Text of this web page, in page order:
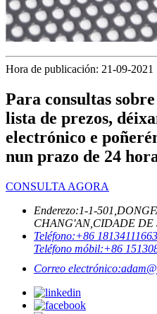
Hora de publicación: 21-09-2021
Para consultas
lista de prezos,
electrónico e
nun prazo de 24
CONSULTA AGORA
Enderezo:1-1-
CHANG'AN,CIDADE
Teléfono:+86 18134111663
Teléfono móbil:+86
Correo electrónico: